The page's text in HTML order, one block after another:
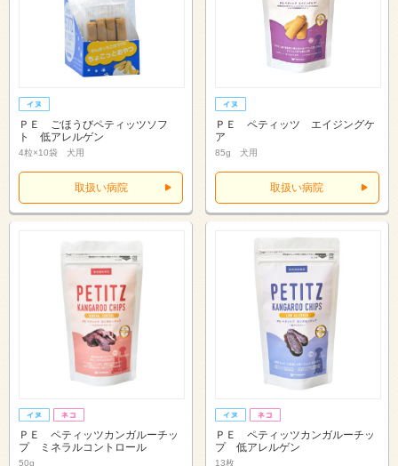
ＰＥ ごほうびペティッツソフ
ト 低アレルゲン
4粒×10袋 犬用
取扱い病院
ＰＥ ペティッツ エイジングケ
ア
85g 犬用
取扱い病院
ＰＥ ペティッツカンガルーチッ
プ ミネラルコントロール
50g
ＰＥ ペティッツカンガルーチッ
プ 低アレルゲン
13枚